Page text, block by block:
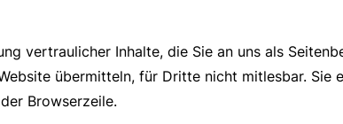
vertraulicher Inhalte, die Sie an uns als
übermitteln, für Dritte nicht mitlesbar. Sie
Browserzeile.